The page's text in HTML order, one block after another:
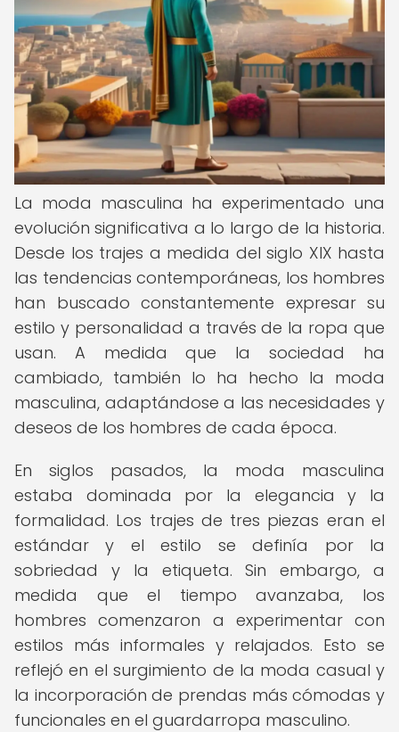
La moda masculina ha experimentado una
evolución significativa a lo largo de la historia.
Desde los trajes a medida del siglo XIX hasta
las tendencias contemporáneas, los hombres
han buscado constantemente expresar su
estilo y personalidad a través de la ropa que
usan. A medida que la sociedad ha
cambiado, también lo ha hecho la moda
masculina, adaptándose a las necesidades y
deseos de los hombres de cada época.
En siglos pasados, la moda masculina
estaba dominada por la elegancia y la
formalidad. Los trajes de tres piezas eran el
estándar y el estilo se definía por la
sobriedad y la etiqueta. Sin embargo, a
medida que el tiempo avanzaba, los
hombres comenzaron a experimentar con
estilos más informales y relajados. Esto se
reflejó en el surgimiento de la moda casual y
la incorporación de prendas más cómodas y
funcionales en el guardarropa masculino.